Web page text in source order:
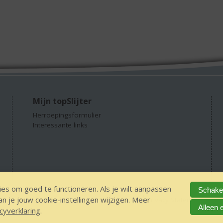
Mijn topSlijter
Herroepingsformulier
Interessante links
18 GEEN alcohol IDIN/ITSME sitemap Privacy Statement
om goed te functioneren. Als je wilt aanpassen
je jouw cookie-instellingen wijzigen. Meer
. Alleen